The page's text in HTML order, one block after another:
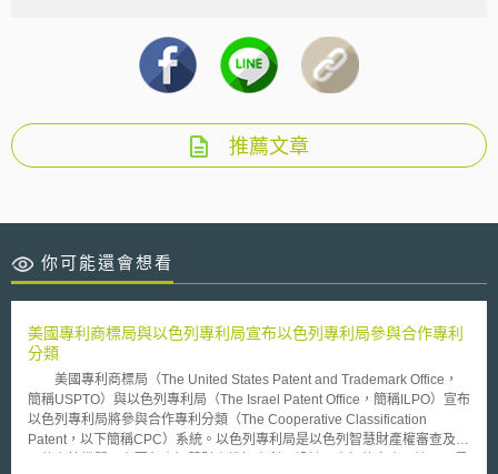
推薦文章
你可能還會想看
美國專利商標局與以色列專利局宣布以色列專利局參與合作專利
分類
美國專利商標局（The United States Patent and Trademark Office，
簡稱USPTO）與以色列專利局（The Israel Patent Office，簡稱ILPO）宣布
以色列專利局將參與合作專利分類（The Cooperative Classification
Patent，以下簡稱CPC）系統。以色列專利局是以色列智慧財產權審查及註